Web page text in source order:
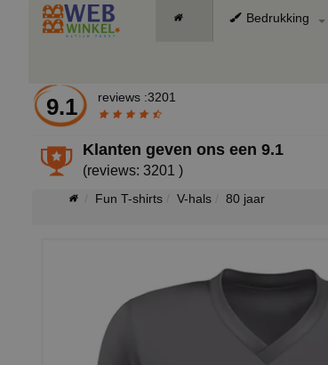
Bedrukking
9.1 reviews :3201
Klanten geven ons een9.1
(reviews: 3201 )
Fun T-shirts V-hals 80 jaar